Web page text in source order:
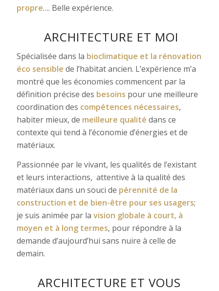
propre…. Belle expérience.
ARCHITECTURE ET MOI
Spécialisée dans la bioclimatique et la rénovation
éco sensible de l’habitat ancien. L’expérience m’a
montré que les économies commencent par la
définition précise des besoins pour une meilleure
coordination des compétences nécessaires,
habiter mieux, de meilleure qualité dans ce
contexte qui tend à l’économie d’énergies et de
matériaux.
Passionnée par le vivant, les qualités de l’existant
et leurs interactions, attentive à la qualité des
matériaux dans un souci de pérennité de la
construction et de bien-être pour ses usagers;
je suis animée par la vision globale à court, à
moyen et à long termes, pour répondre à la
demande d’aujourd’hui sans nuire à celle de
demain.
ARCHITECTURE ET VOUS